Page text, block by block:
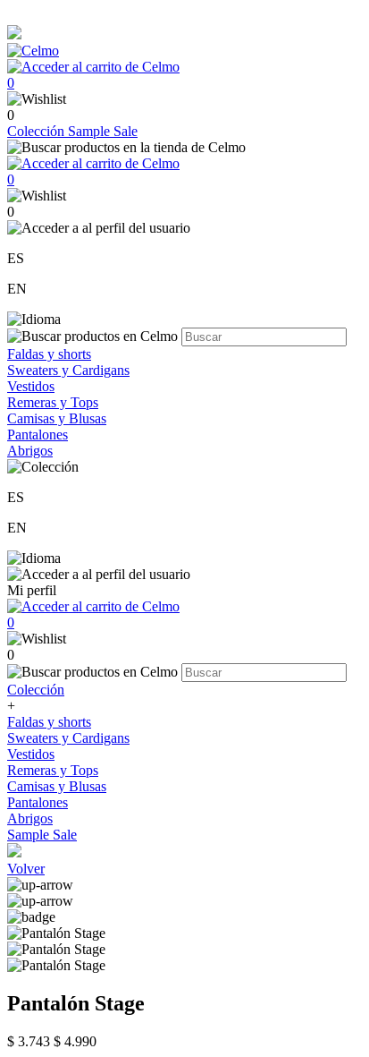
0
0
Colección Sample Sale
0
0
ES
EN
Faldas y shorts
Sweaters y Cardigans
Vestidos
Remeras y Tops
Camisas y Blusas
Pantalones
Abrigos
ES
EN
Mi perfil
0
0
Colección
+
Faldas y shorts
Sweaters y Cardigans
Vestidos
Remeras y Tops
Camisas y Blusas
Pantalones
Abrigos
Sample Sale
Volver
Pantalón Stage
$ 3.743 $ 4.990